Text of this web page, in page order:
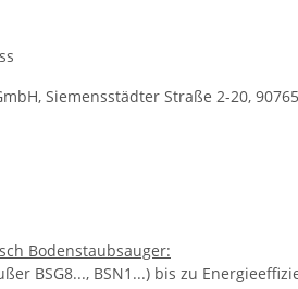
Siemensstädter Straße 2-20,
Bodenstaubsauger:
BSG8..., BSN1...) bis zu